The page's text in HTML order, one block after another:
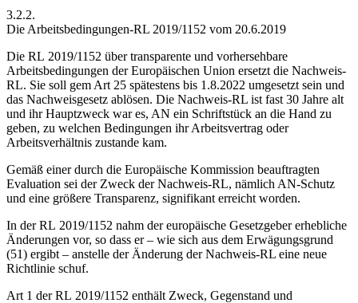
3.2.2.
Die Arbeitsbedingungen-RL 2019/1152 vom 20.6.2019
Die RL 2019/1152 über transparente und vorhersehbare
Arbeitsbedingungen der Europäischen Union ersetzt die Nachweis-
RL. Sie soll gem Art 25 spätestens bis 1.8.2022 umgesetzt sein und
das Nachweisgesetz ablösen. Die Nachweis-RL ist fast 30 Jahre alt
und ihr Hauptzweck war es, AN ein Schriftstück an die Hand zu
geben, zu welchen Bedingungen ihr Arbeitsvertrag oder
Arbeitsverhältnis zustande kam.
Gemäß einer durch die Europäische Kommission beauftragten
Evaluation sei der Zweck der Nachweis-RL, nämlich AN-Schutz
und eine größere Transparenz, signifikant erreicht worden.
In der RL 2019/1152 nahm der europäische Gesetzgeber erhebliche
Änderungen vor, so dass er – wie sich aus dem Erwägungsgrund
(51) ergibt – anstelle der Änderung der Nachweis-RL eine neue
Richtlinie schuf.
Art 1 der RL 2019/1152 enthält Zweck, Gegenstand und